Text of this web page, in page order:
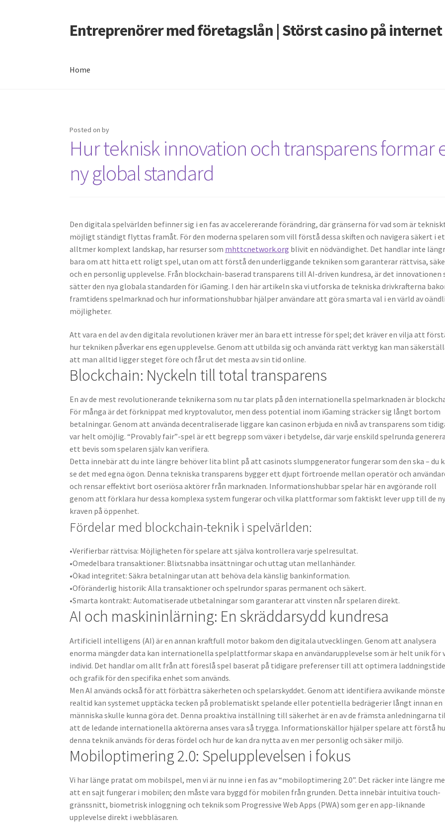
Skip
to
Skip
to
Entreprenörer med företagslån | Störst casino på internet
Home
Posted onby
Hur teknisk innovation och transparens formar
ny global standard
Den digitala spelvärlden befinner sig i en fas av accelererande förändring, där gränserna för vad som är
möjligt ständigt flyttas framåt. För den moderna spelaren som vill förstå dessa skiften och navigera säkert i
alltmer komplext landskap, har resurser som mhttcnetwork.org blivit en nödvändighet. Det handlar inte
bara om att hitta ett roligt spel, utan om att förstå den underliggande tekniken som garanterar rättvisa,
och en personlig upplevelse. Från blockchain-baserad transparens till AI-driven kundresa, är det innovationen
sätter den nya globala standarden för iGaming. I den här artikeln ska vi utforska de tekniska drivkrafterna
framtidens spelmarknad och hur informationshubbar hjälper användare att göra smarta val i en värld av
möjligheter.
Att vara en del av den digitala revolutionen kräver mer än bara ett intresse för spel; det kräver en vilja att
hur tekniken påverkar ens egen upplevelse. Genom att utbilda sig och använda rätt verktyg kan man
att man alltid ligger steget före och får ut det mesta av sin tid online.
Blockchain: Nyckeln till total transparens
En av de mest revolutionerande teknikerna som nu tar plats på den internationella spelmarknaden är
För många är det förknippat med kryptovalutor, men dess potential inom iGaming sträcker sig långt bortom
betalningar. Genom att använda decentraliserade liggare kan casinon erbjuda en nivå av transparens som
var helt omöjlig. “Provably fair”-spel är ett begrepp som växer i betydelse, där varje enskild spelrunda
ett bevis som spelaren själv kan verifiera.
Detta innebär att du inte längre behöver lita blint på att casinots slumpgenerator fungerar som den ska – du
se det med egna ögon. Denna tekniska transparens bygger ett djupt förtroende mellan operatör och
och rensar effektivt bort oseriösa aktörer från marknaden. Informationshubbar spelar här en avgörande roll
genom att förklara hur dessa komplexa system fungerar och vilka plattformar som faktiskt lever upp till de
kraven på öppenhet.
Fördelar med blockchain-teknik i spelvärlden:
•Verifierbar rättvisa: Möjligheten för spelare att själva kontrollera varje spelresultat.
•Omedelbara transaktioner: Blixtsnabba insättningar och uttag utan mellanhänder.
•Ökad integritet: Säkra betalningar utan att behöva dela känslig bankinformation.
•Oföränderlig historik: Alla transaktioner och spelrundor sparas permanent och säkert.
•Smarta kontrakt: Automatiserade utbetalningar som garanterar att vinsten når spelaren direkt.
AI och maskininlärning: En skräddarsydd kundresa
Artificiell intelligens (AI) är en annan kraftfull motor bakom den digitala utvecklingen. Genom att analysera
enorma mängder data kan internationella spelplattformar skapa en användarupplevelse som är helt unik för
individ. Det handlar om allt från att föreslå spel baserat på tidigare preferenser till att optimera
och grafik för den specifika enhet som används.
Men AI används också för att förbättra säkerheten och spelarskyddet. Genom att identifiera avvikande
realtid kan systemet upptäcka tecken på problematiskt spelande eller potentiella bedrägerier långt innan en
människa skulle kunna göra det. Denna proaktiva inställning till säkerhet är en av de främsta anledningarna
att de ledande internationella aktörerna anses vara så trygga. Informationskällor hjälper spelare att förstå
denna teknik används för deras fördel och hur de kan dra nytta av en mer personlig och säker miljö.
Mobiloptimering 2.0: Spelupplevelsen i fokus
Vi har länge pratat om mobilspel, men vi är nu inne i en fas av “mobiloptimering 2.0”. Det räcker inte längre
att en sajt fungerar i mobilen; den måste vara byggd för mobilen från grunden. Detta innebär intuitiva touch-
gränssnitt, biometrisk inloggning och teknik som Progressive Web Apps (PWA) som ger en app-liknande
upplevelse direkt i webbläsaren.